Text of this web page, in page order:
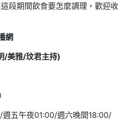
段期間飲食要怎麼調理，歡迎收
網
/美雅/玟君主持)
週五午夜01:00/週六晚間18:00/